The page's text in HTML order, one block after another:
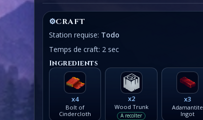
⚙CRAFT
Station requise: Todo
Temps de craft: 2 sec
Ingredients
x4
Bolt of
Cindercloth
x2
Wood Trunk
A recolter
x3
Adamantite
Ingot